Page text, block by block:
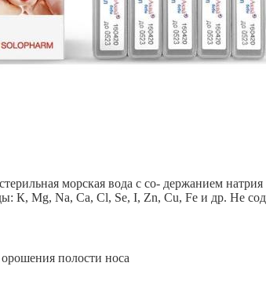
морская вода с со- держанием
К, Mg, Na, Са, Cl, Se, I, Zn, Cu, Fe и др. Не
полости носа